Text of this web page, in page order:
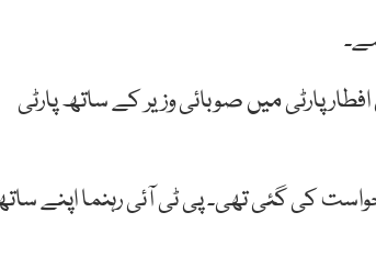
پارٹی میں صوبائی وزیر کے ساتھ پارٹی
کی گئی تھی۔ پی ٹی آئی رہنما اپنے